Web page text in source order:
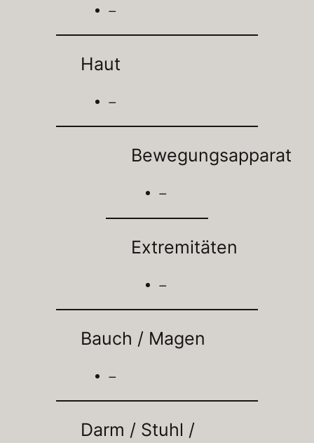
–
Haut
–
Bewegungsapparat
–
Extremitäten
–
Bauch / Magen
–
Darm / Stuhl /